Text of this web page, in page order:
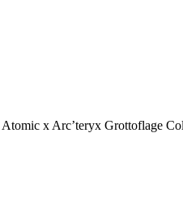
x Arc’teryx Grottoflage